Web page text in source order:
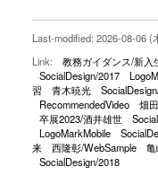
Last-modified: 2026-08-06 (
Link:
教務ガイダンス/新入
SocialDesign/2017
習
青木暁光
RecommendedVideo
畑
卒展2023/酒井雄世
LogoMarkMobile
来
西隆彰/WebSample
SocialDesign/2018